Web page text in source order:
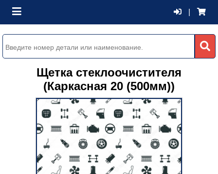
Щетка стеклоочистителя
(Каркасная 20 (500мм))